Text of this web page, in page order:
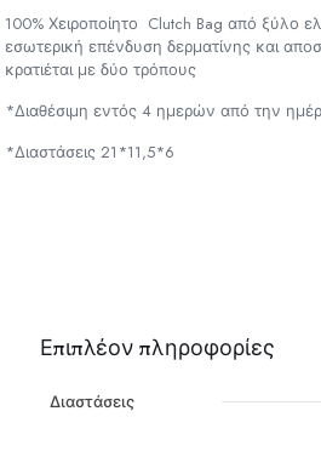
100% Χειροποίητο Clutch Bag από ξύλο
εσωτερική επένδυση δερματίνης και
κρατιέται με δύο τρόπους
*Διαθέσιμη εντός 4 ημερών από την
*Διαστάσεις 21*11,5*6
Επιπλέον πληροφορίες
Διαστάσεις